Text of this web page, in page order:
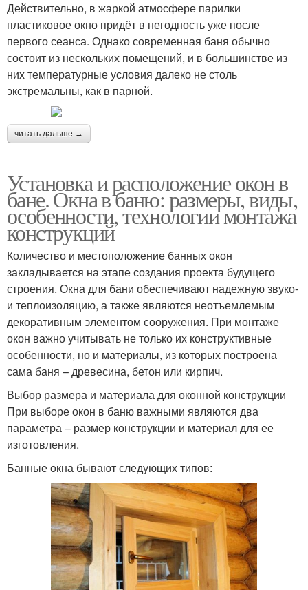
Действительно, в жаркой атмосфере парилки
пластиковое окно придёт в негодность уже после
первого сеанса. Однако современная баня обычно
состоит из нескольких помещений, и в большинстве из
них температурные условия далеко не столь
экстремальны, как в парной.
читать дальше →
Установка и расположение окон в
бане. Окна в баню: размеры, виды,
особенности, технологии монтажа
конструкций
Количество и местоположение банных окон
закладывается на этапе создания проекта будущего
строения. Окна для бани обеспечивают надежную звуко-
и теплоизоляцию, а также являются неотъемлемым
декоративным элементом сооружения. При монтаже
окон важно учитывать не только их конструктивные
особенности, но и материалы, из которых построена
сама баня – древесина, бетон или кирпич.
Выбор размера и материала для оконной конструкции
При выборе окон в баню важными являются два
параметра – размер конструкции и материал для ее
изготовления.
Банные окна бывают следующих типов: